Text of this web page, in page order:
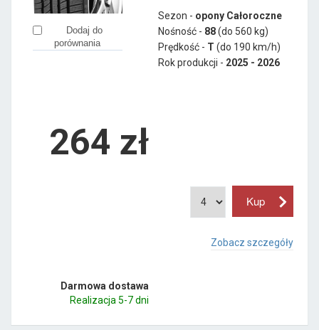
Dodaj do
porównania
Sezon - opony Całoroczne
Nośność - 88(do 560 kg)
Prędkość - T (do 190 km/h)
Rok produkcji - 2025 - 2026
264 zł
Zobacz szczegóły
Darmowa dostawa
Realizacja 5-7 dni